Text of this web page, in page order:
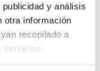
y análisis
otra información
recopilado a
servicios.
embrionale?